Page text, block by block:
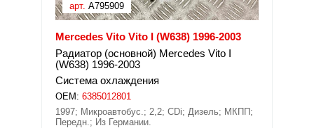
арт. A795909
Mercedes Vito Vito I (W638) 1996-2003
Радиатор (основной) Mercedes Vito I
(W638) 1996-2003
Система охлаждения
OEM: 6385012801
1997; Микроавтобус.; 2,2; CDi; Дизель; МКПП;
Передн.; Из Германии.